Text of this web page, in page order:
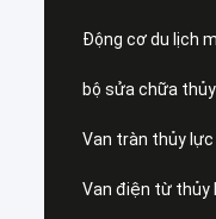
Động cơ du lịch
bộ sửa chữa
Van tràn thủy lực
Van điện từ thủy